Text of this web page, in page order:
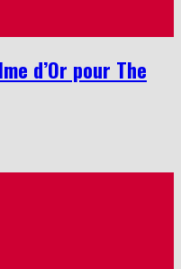
d’Or pour The